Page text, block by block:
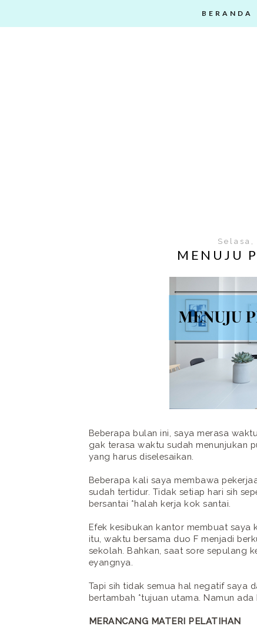
BERANDA
MENUJU
Beberapa bulan ini, saya merasa
gak terasa waktu sudah menunjukan
yang harus diselesaikan.
Beberapa kali saya membawa
sudah tertidur. Tidak setiap hari sih
bersantai *halah kerja kok santai.
Efek kesibukan kantor membuat
itu, waktu bersama duo F menjadi
sekolah. Bahkan, saat sore sepulang
eyangnya.
Tapi sih tidak semua hal negatif saya
bertambah *tujuan utama. Namun ada
MERANCANG MATERI PELATIHAN